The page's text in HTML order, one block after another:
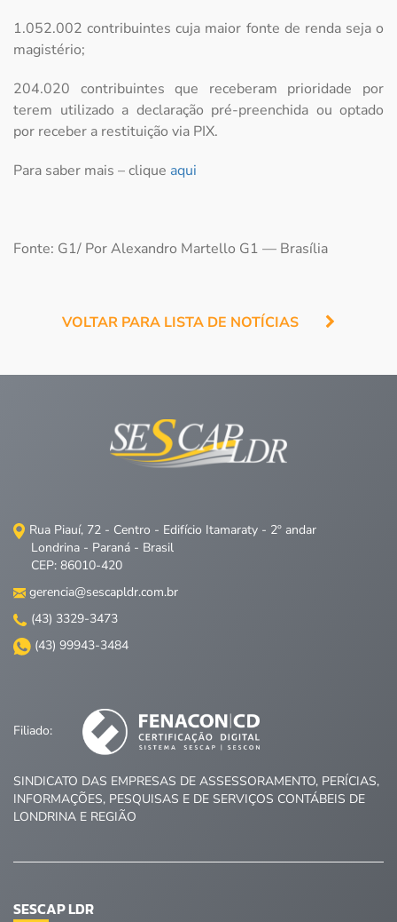
1.052.002 contribuintes cuja maior fonte de renda seja o
magistério;
204.020 contribuintes que receberam prioridade por
terem utilizado a declaração pré-preenchida ou optado
por receber a restituição via PIX.
Para saber mais – clique aqui
Fonte: G1/ Por Alexandro Martello G1 — Brasília
VOLTAR PARA LISTA DE NOTÍCIAS
Rua Piauí, 72 - Centro - Edifício Itamaraty - 2º andar
Londrina - Paraná - Brasil
CEP: 86010-420
gerencia@sescapldr.com.br
(43) 3329-3473
(43) 99943-3484
Filiado:
SINDICATO DAS EMPRESAS DE ASSESSORAMENTO, PERÍCIAS,
INFORMAÇÕES, PESQUISAS E DE SERVIÇOS CONTÁBEIS DE
LONDRINA E REGIÃO
SESCAP LDR